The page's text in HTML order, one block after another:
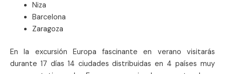
Niza
Barcelona
Zaragoza
En la excursión Europa fascinante en verano visitarás
durante 17 días 14 ciudades distribuidas en 4 países muy